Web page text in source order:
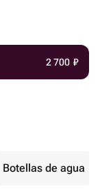
2 700 ₽
Botellas de agua